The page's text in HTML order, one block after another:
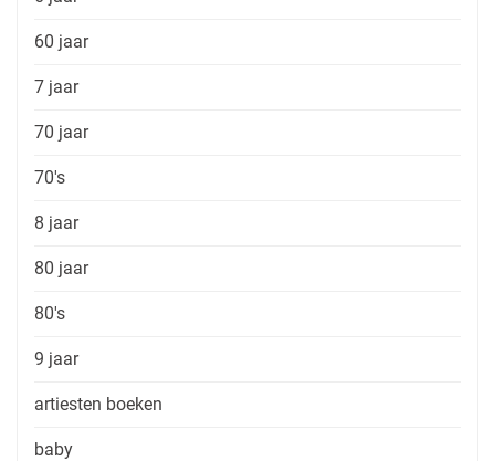
60 jaar
7 jaar
70 jaar
70's
8 jaar
80 jaar
80's
9 jaar
artiesten boeken
baby